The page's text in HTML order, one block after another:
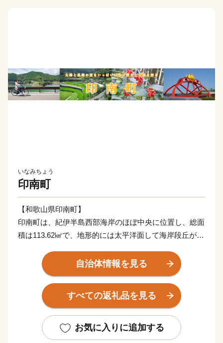
いなみちょう
印南町
【和歌山県印南町】
印南町は、紀伊半島西部海岸のほぼ中央に位置し、総面
積は113.62㎢で、地形的には太平洋面して海岸段丘が広
峰などの山々が連なっています。
また、三ヶ峰付近からは切目川が流れ、印南原付近から
は印南川が町の中心部を流れて太平洋に注いでいます。
印南町は歴史も古く、数々の伝説や言伝えを残す歴史遺
産が町内に多く点在するなど、観光面でも魅力を秘めた
自治体情報を見る
すべての返礼品を見る
お気に入りに追加する